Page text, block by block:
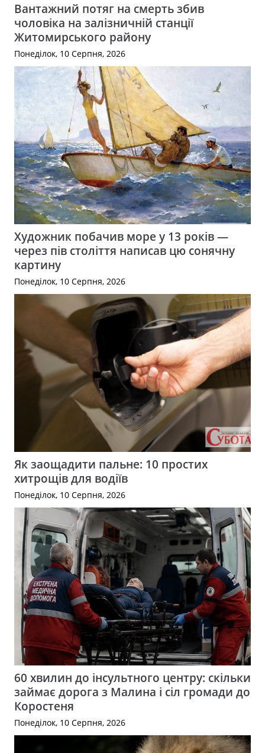
Вантажний потяг на смерть збив
чоловіка на залізничній станції
Житомирського району
Понеділок, 10 Серпня, 2026
Художник побачив море у 13 років —
через пів століття написав цю сонячну
картину
Понеділок, 10 Серпня, 2026
Як заощадити пальне: 10 простих
хитрощів для водіїв
Понеділок, 10 Серпня, 2026
60 хвилин до інсультного центру: скільки
займає дорога з Малина і сіл громади до
Коростеня
Понеділок, 10 Серпня, 2026